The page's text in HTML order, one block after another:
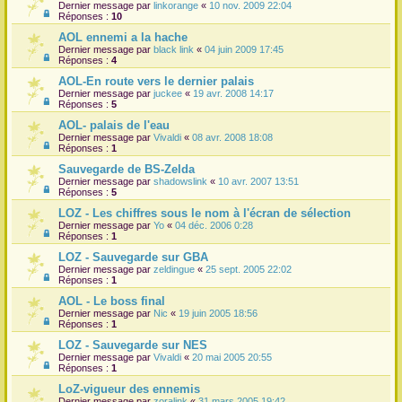
Dernier message par linkorange « 10 nov. 2009 22:04
Réponses : 10
AOL ennemi a la hache
Dernier message par black link « 04 juin 2009 17:45
Réponses : 4
AOL-En route vers le dernier palais
Dernier message par juckee « 19 avr. 2008 14:17
Réponses : 5
AOL- palais de l'eau
Dernier message par Vivaldi « 08 avr. 2008 18:08
Réponses : 1
Sauvegarde de BS-Zelda
Dernier message par shadowslink « 10 avr. 2007 13:51
Réponses : 5
LOZ - Les chiffres sous le nom à l'écran de sélection
Dernier message par Yo « 04 déc. 2006 0:28
Réponses : 1
LOZ - Sauvegarde sur GBA
Dernier message par zeldingue « 25 sept. 2005 22:02
Réponses : 1
AOL - Le boss final
Dernier message par Nic « 19 juin 2005 18:56
Réponses : 1
LOZ - Sauvegarde sur NES
Dernier message par Vivaldi « 20 mai 2005 20:55
Réponses : 1
LoZ-vigueur des ennemis